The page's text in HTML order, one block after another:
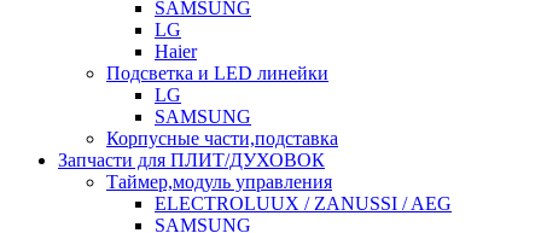
SAMSUNG
LG
Haier
Подсветка и LED линейки
LG
SAMSUNG
Корпусные части,подставка
Запчасти для ПЛИТ/ДУХОВОК
Таймер,модуль управления
ELECTROLUUX / ZANUSSI / AEG
SAMSUNG